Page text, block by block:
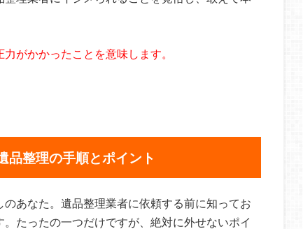
がかかったことを意味します。
品整理の手順とポイント
あなた。遺品整理業者に依頼する前に知ってお
たったの一つだけですが、絶対に外せないポイ